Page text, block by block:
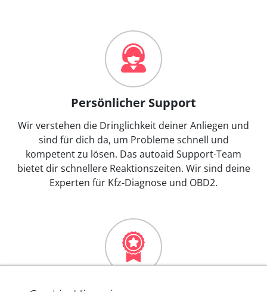
Persönlicher Support
Wir verstehen die Dringlichkeit deiner Anliegen und
sind für dich da, um Probleme schnell und
kompetent zu lösen. Das autoaid Support-Team
bietet dir schnellere Reaktionszeiten. Wir sind deine
Experten für Kfz-Diagnose und OBD2.